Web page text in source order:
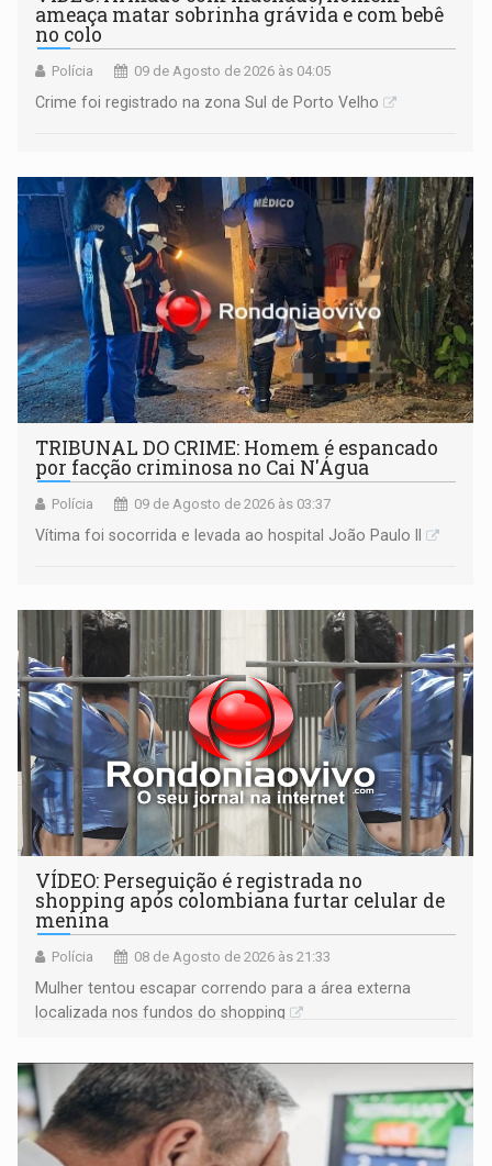
ameaça matar sobrinha grávida e com bebê
no colo
Polícia 09 de Agosto de 2026 às 04:05
Crime foi registrado na zona Sul de Porto Velho
TRIBUNAL DO CRIME: Homem é espancado
por facção criminosa no Cai N'Água
Polícia 09 de Agosto de 2026 às 03:37
Vítima foi socorrida e levada ao hospital João Paulo II
VÍDEO: Perseguição é registrada no
shopping após colombiana furtar celular de
menina
Polícia 08 de Agosto de 2026 às 21:33
Mulher tentou escapar correndo para a área externa
localizada nos fundos do shopping